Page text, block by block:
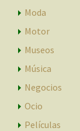
Moda
Motor
Museos
Música
Negocios
Ocio
Películas